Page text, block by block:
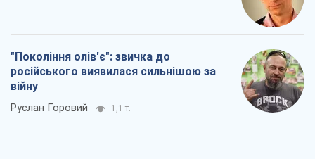
"Покоління олів'є": звичка до
російського виявилася сильнішою за
війну
Руслан Горовий 1,1 т.